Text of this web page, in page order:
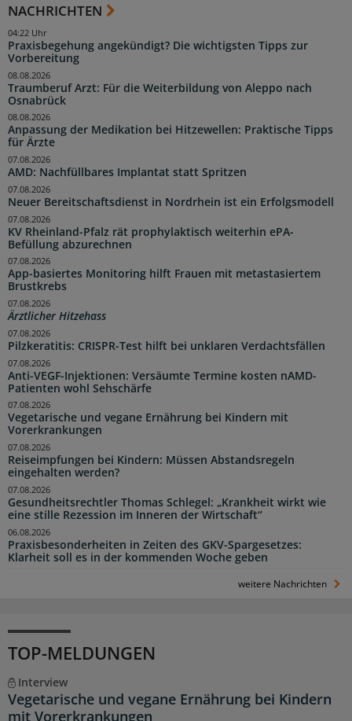
NACHRICHTEN
Praxisbegehung angekündigt? Die wichtigsten Tipps zur
Vorbereitung
04:22 Uhr
Traumberuf Arzt: Für die Weiterbildung von Aleppo nach
Osnabrück
08.08.2026
Anpassung der Medikation bei Hitzewellen: Praktische Tipps
für Ärzte
08.08.2026
AMD: Nachfüllbares Implantat statt Spritzen
07.08.2026
Neuer Bereitschaftsdienst in Nordrhein ist ein Erfolgsmodell
07.08.2026
KV Rheinland-Pfalz rät prophylaktisch weiterhin ePA-
Befüllung abzurechnen
07.08.2026
App-basiertes Monitoring hilft Frauen mit metastasiertem
Brustkrebs
07.08.2026
Ärztlicher Hitzehass
07.08.2026
Pilzkeratitis: CRISPR-Test hilft bei unklaren Verdachtsfällen
07.08.2026
Anti-VEGF-Injektionen: Versäumte Termine kosten nAMD-
Patienten wohl Sehschärfe
07.08.2026
Vegetarische und vegane Ernährung bei Kindern mit
Vorerkrankungen
07.08.2026
Reiseimpfungen bei Kindern: Müssen Abstandsregeln
eingehalten werden?
07.08.2026
Gesundheitsrechtler Thomas Schlegel: „Krankheit wirkt wie
eine stille Rezession im Inneren der Wirtschaft“
07.08.2026
Praxisbesonderheiten in Zeiten des GKV-Spargesetzes:
Klarheit soll es in der kommenden Woche geben
06.08.2026
weitere Nachrichten
TOP-MELDUNGEN
Interview
Vegetarische und vegane Ernährung bei Kindern
mit Vorerkrankungen